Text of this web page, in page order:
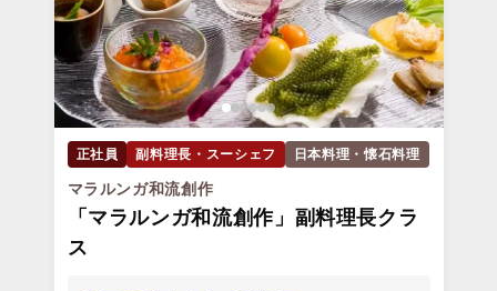
正社員 副料理長・スーシェフ 日本料理・懐石料理
マラルンガ和流創作
「マラルンガ和流創作」副料理長クラ
ス